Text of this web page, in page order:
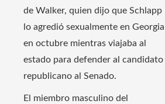
de Walker, quien dijo que Schlapp
lo agredió sexualmente en Georgia
en octubre mientras viajaba al
estado para defender al candidato
republicano al Senado.
El miembro masculino del